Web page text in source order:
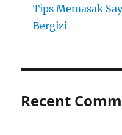
Tips Memasak
Bergizi
Recent